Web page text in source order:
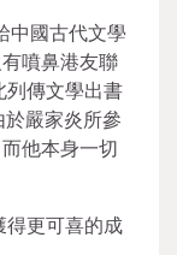
中國古代文學
噴鼻港友聯
列傳文學出書
嚴家炎所參
他本身一切
得更可喜的成